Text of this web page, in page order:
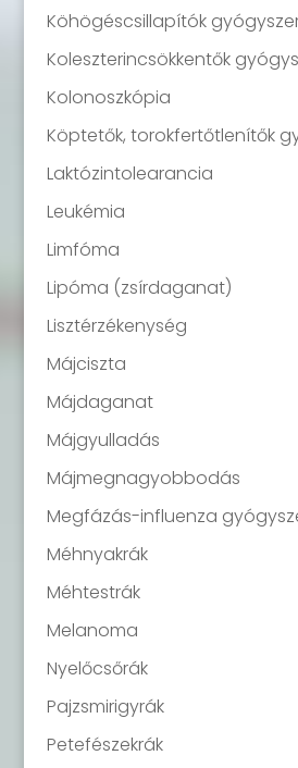
Köhögéscsillapítók
Koleszterincsökkentők
Kolonoszkópia
Köptetők, torokfertőtlenítők
Laktózintolearancia
Leukémia
Limfóma
Lipóma (zsírdaganat)
Lisztérzékenység
Májciszta
Májdaganat
Májgyulladás
Májmegnagyobbodás
Megfázás-influenza
Méhnyakrák
Méhtestrák
Melanoma
Nyelőcsőrák
Pajzsmirigyrák
Petefészekrák